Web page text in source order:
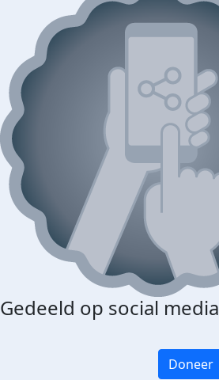
Gedeeld op social media
Doneer